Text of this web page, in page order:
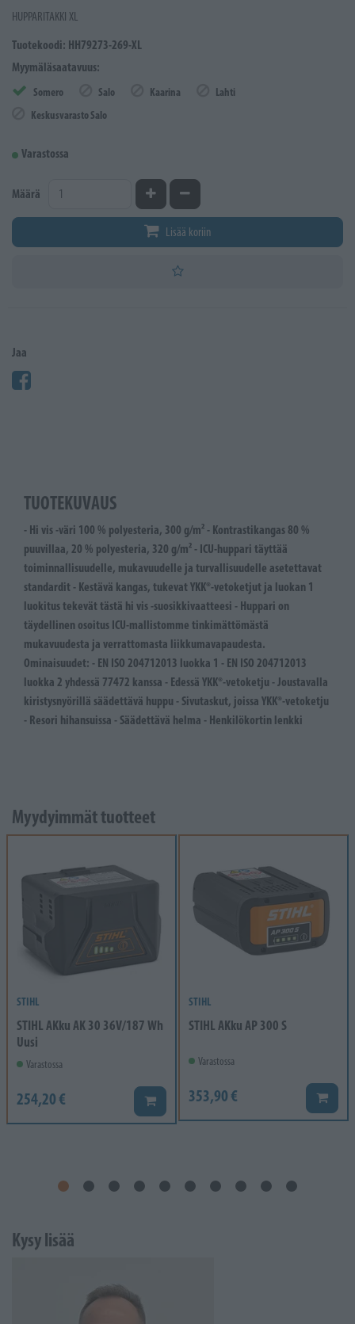
HUPPARITAKKI XL
Tuotekoodi: HH79273-269-XL
Myymäläsaatavuus:
Somero Salo Kaarina
Lahti
Keskusvarasto Salo
Varastossa
Määrä Kasvata määrääVähennä määrää
Lisää koriin
Jaa
TUOTEKUVAUS
- Hi vis -väri 100 % polyesteria, 300 g/m² - Kontrastikangas 80 %
puuvillaa, 20 % polyesteria, 320 g/m² - ICU-huppari täyttää
toiminnallisuudelle, mukavuudelle ja turvallisuudelle asetettavat
standardit - Kestävä kangas, tukevat YKK®-vetoketjut ja luokan 1
luokitus tekevät tästä hi vis -suosikkivaatteesi - Huppari on
täydellinen osoitus ICU-mallistomme tinkimättömästä
mukavuudesta ja verrattomasta liikkumavapaudesta.
Ominaisuudet: - EN ISO 204712013 luokka 1 - EN ISO 204712013
luokka 2 yhdessä 77472 kanssa - Edessä YKK®-vetoketju - Joustavalla
kiristysnyörillä säädettävä huppu - Sivutaskut, joissa YKK®-vetoketju
- Resori hihansuissa - Säädettävä helma - Henkilökortin lenkki
Myydyimmät tuotteet
STIHL
STIHL AKku AK 30 36V/187 Wh
Uusi
Varastossa
254,20 € Lisää koriin
STIHL
STIHL AKku AP 300 S
Varastossa
353,90 € Lisää
Kysy lisää